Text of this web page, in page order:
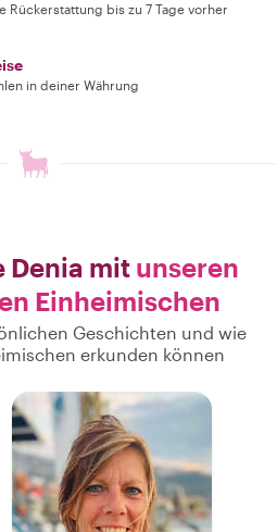
Rückerstattung bis zu 7 Tage vorher
in deiner Währung
Denia mit unseren
Einheimischen
Geschichten und wie
erkunden können